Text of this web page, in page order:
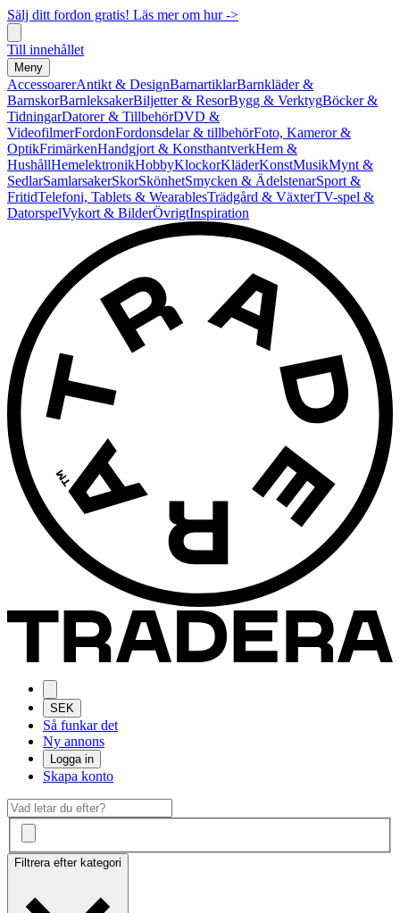
Sälj ditt fordon gratis! Läs mer om hur ->
Till innehållet
Meny
AccessoarerAntikt & DesignBarnartiklarBarnkläder &
BarnskorBarnleksakerBiljetter & ResorBygg & VerktygBöcker &
TidningarDatorer & TillbehörDVD &
VideofilmerFordonFordonsdelar & tillbehörFoto, Kameror &
OptikFrimärkenHandgjort & KonsthantverkHem &
HushållHemelektronikHobbyKlockorKläderKonstMusikMynt &
SedlarSamlarsakerSkorSkönhetSmycken & ÄdelstenarSport &
FritidTelefoni, Tablets & WearablesTrädgård & VäxterTV-spel &
DatorspelVykort & BilderÖvrigtInspiration
SEK
Så funkar det
Ny annons
Logga in
Skapa konto
Filtrera efter kategori